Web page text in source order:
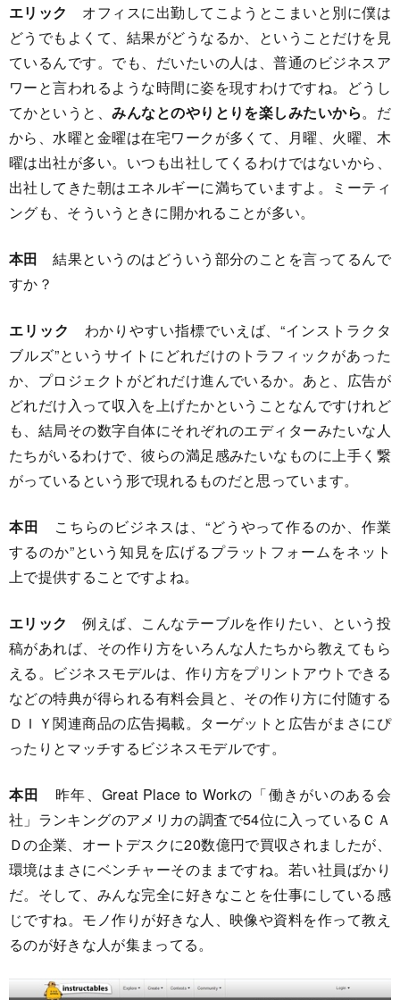
エリック
オフィスに出勤してこようとこまいと別に僕は
どうでもよくて、結果がどうなるか、ということだけを見
ているんです。でも、だいたいの人は、普通のビジネスア
ワーと言われるような時間に姿を現すわけですね。どうし
てかというと、みんなとのやりとりを楽しみたいから。だ
から、水曜と金曜は在宅ワークが多くて、月曜、火曜、木
曜は出社が多い。いつも出社してくるわけではないから、
出社してきた朝はエネルギーに満ちていますよ。ミーティ
ングも、そういうときに開かれることが多い。
本田 結果というのはどういう部分のことを言ってるんで
すか？
エリック
わかりやすい指標でいえば、“インストラクタ
ブルズ”というサイトにどれだけのトラフィックがあった
か、プロジェクトがどれだけ進んでいるか。あと、広告が
どれだけ入って収入を上げたかということなんですけれど
も、結局その数字自体にそれぞれのエディターみたいな人
たちがいるわけで、彼らの満足感みたいなものに上手く繋
がっているという形で現れるものだと思っています。
本田 こちらのビジネスは、“どうやって作るのか、作業
するのか”という知見を広げるプラットフォームをネット
上で提供することですよね。
エリック
例えば、こんなテーブルを作りたい、という投
稿があれば、その作り方をいろんな人たちから教えてもら
える。ビジネスモデルは、作り方をプリントアウトできる
などの特典が得られる有料会員と、その作り方に付随する
ＤＩＹ関連商品の広告掲載。ターゲットと広告がまさにぴ
ったりとマッチするビジネスモデルです。
本田
昨年、Great Place to Workの「働きがいのある会
社」ランキングのアメリカの調査で54位に入っているＣＡ
Ｄの企業、オートデスクに20数億円で買収されましたが、
環境はまさにベンチャーそのままですね。若い社員ばかり
だ。そして、みんな完全に好きなことを仕事にしている感
じですね。モノ作りが好きな人、映像や資料を作って教え
るのが好きな人が集まってる。